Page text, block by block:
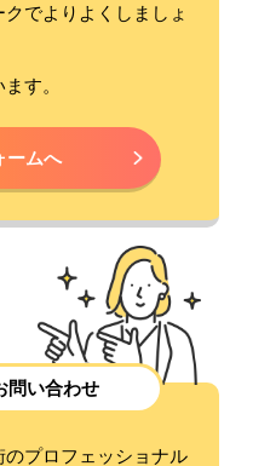
でよりよくしましょ
す。
ームへ
問い合わせ
プロフェッショナル